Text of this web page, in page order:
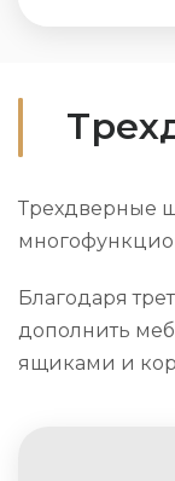
Трехдверные
Благодаря
дополнить
ящиками и